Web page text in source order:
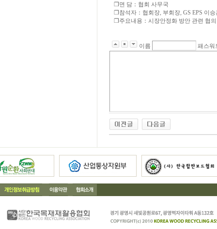
❒면 담：협회 사무국
❒참석자：협회장, 부회장, GS EPS 이
❒주요내용：시장안정화 방안 관련 협
이름 패스